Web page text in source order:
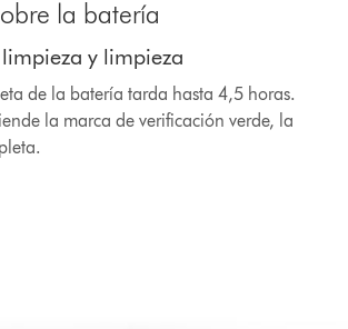
la batería
y limpieza
de la batería tarda hasta 4,5 horas.
la marca de verificación verde, la